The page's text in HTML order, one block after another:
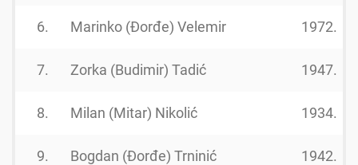
6. Marinko (Đorđe) Velemir 1972.
7. Zorka (Budimir) Tadić 1947.
8. Milan (Mitar) Nikolić 1934.
9. Bogdan (Đorđe) Trninić 1942.